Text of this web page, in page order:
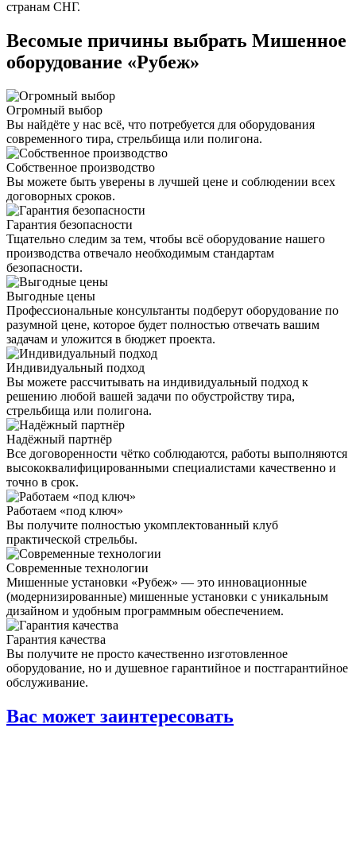
странам СНГ.
Весомые причины выбрать Мишенное
оборудование «Рубеж»
Огромный выбор
Вы найдёте у нас всё, что потребуется для оборудования
современного тира, стрельбища или полигона.
Собственное производство
Вы можете быть уверены в лучшей цене и соблюдении всех
договорных сроков.
Гарантия безопасности
Тщательно следим за тем, чтобы всё оборудование нашего
производства отвечало необходимым стандартам
безопасности.
Выгодные цены
Профессиональные консультанты подберут оборудование по
разумной цене, которое будет полностью отвечать вашим
задачам и уложится в бюджет проекта.
Индивидуальный подход
Вы можете рассчитывать на индивидуальный подход к
решению любой вашей задачи по обустройству тира,
стрельбища или полигона.
Надёжный партнёр
Все договоренности чётко соблюдаются, работы выполняются
высококвалифицированными специалистами качественно и
точно в срок.
Работаем «под ключ»
Вы получите полностью укомплектованный клуб
практической стрельбы.
Современные технологии
Мишенные установки «Рубеж» — это инновационные
(модернизированные) мишенные установки с уникальным
дизайном и удобным программным обеспечением.
Гарантия качества
Вы получите не просто качественно изготовленное
оборудование, но и душевное гарантийное и постгарантийное
обслуживание.
Вас может заинтересовать